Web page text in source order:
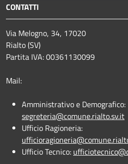
CONTATTI
Via Melogno, 34, 17020
Rialto (SV)
Partita IVA: 00361130099
Mail:
Amministrativo e Demografico:
segreteria@comune.rialto.sv.it
Ufficio Ragioneria:
Ufficio Tecnico: